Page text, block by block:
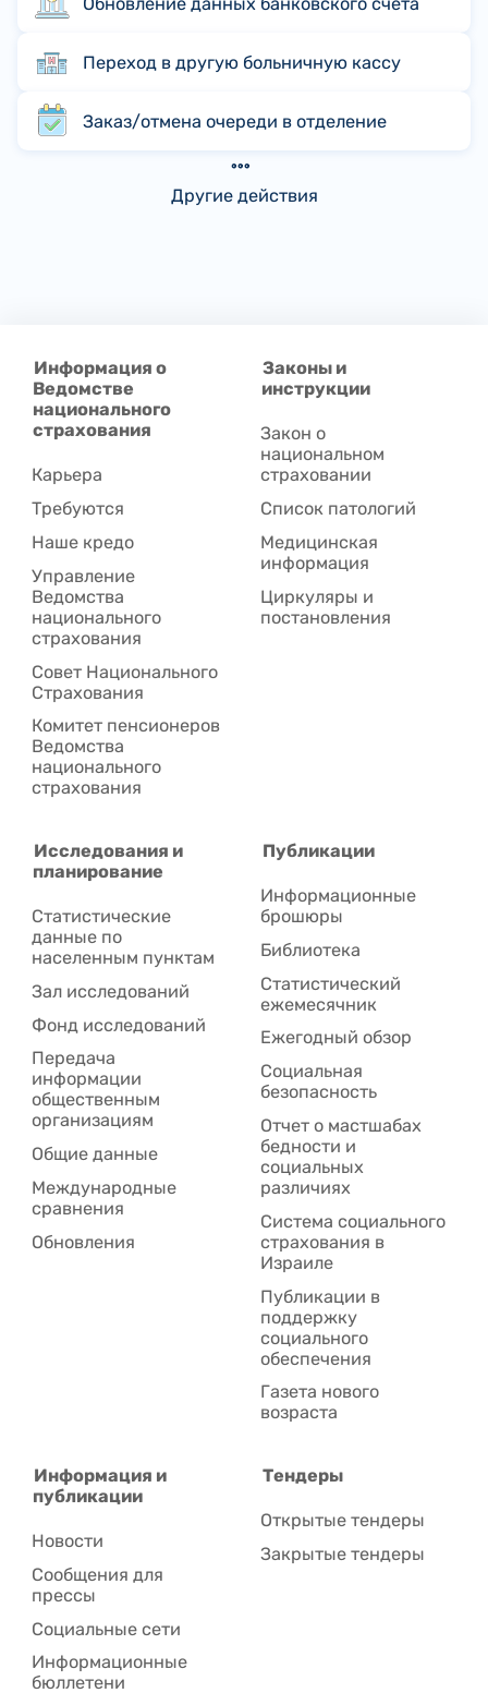
Переход в другую больничную кассу
Заказ/отмена очереди в отделение
Другие действия
Информация о
Ведомстве
национального
страхования
Карьера
Требуются
Наше кредо
Управление
Ведомства
национального
страхования
Совет Национального
Cтрахования
Комитет пенсионеров
Ведомства
национального
страхования
Законы и
инструкции
Закон о
национальном
страховании
Список патологий
Медицинская
информация
Циркуляры и
постановления
Исследования и
планирование
Статистические
данные по
населенным пунктам
Зал исследований
Фонд исследований
Передача
информации
общественным
организациям
Общие данные
Международные
сравнения
Обновления
Публикации
Информационные
брошюры
Библиотека
Статистический
ежемесячник
Ежегодный обзор
Социальная
безопасность
Отчет о мастшабах
бедности и
социальных
различиях
Система социального
страхования в
Израиле
Публикации в
поддержку
социального
обеспечения
Газета нового
возраста
Информация и
публикации
Новости
Сообщения для
прессы
Социальные сети
Информационные
бюллетени
Тендеры
Открытые тендеры
Закрытые тендеры